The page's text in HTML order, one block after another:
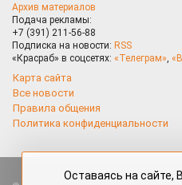
Архив материалов
Подача рекламы:
+7 (391) 211-56-88
Подписка на новости: RSS
«Красраб» в соцсетях: «Телеграм»,
Карта сайта
Все новости
Правила общения
Политика конфиденциальности
Оставаясь на сайте,